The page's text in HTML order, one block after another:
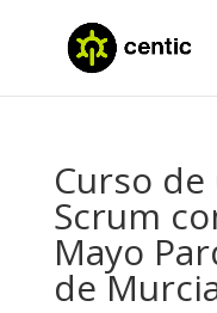
Curso
Scrum
Mayo
de